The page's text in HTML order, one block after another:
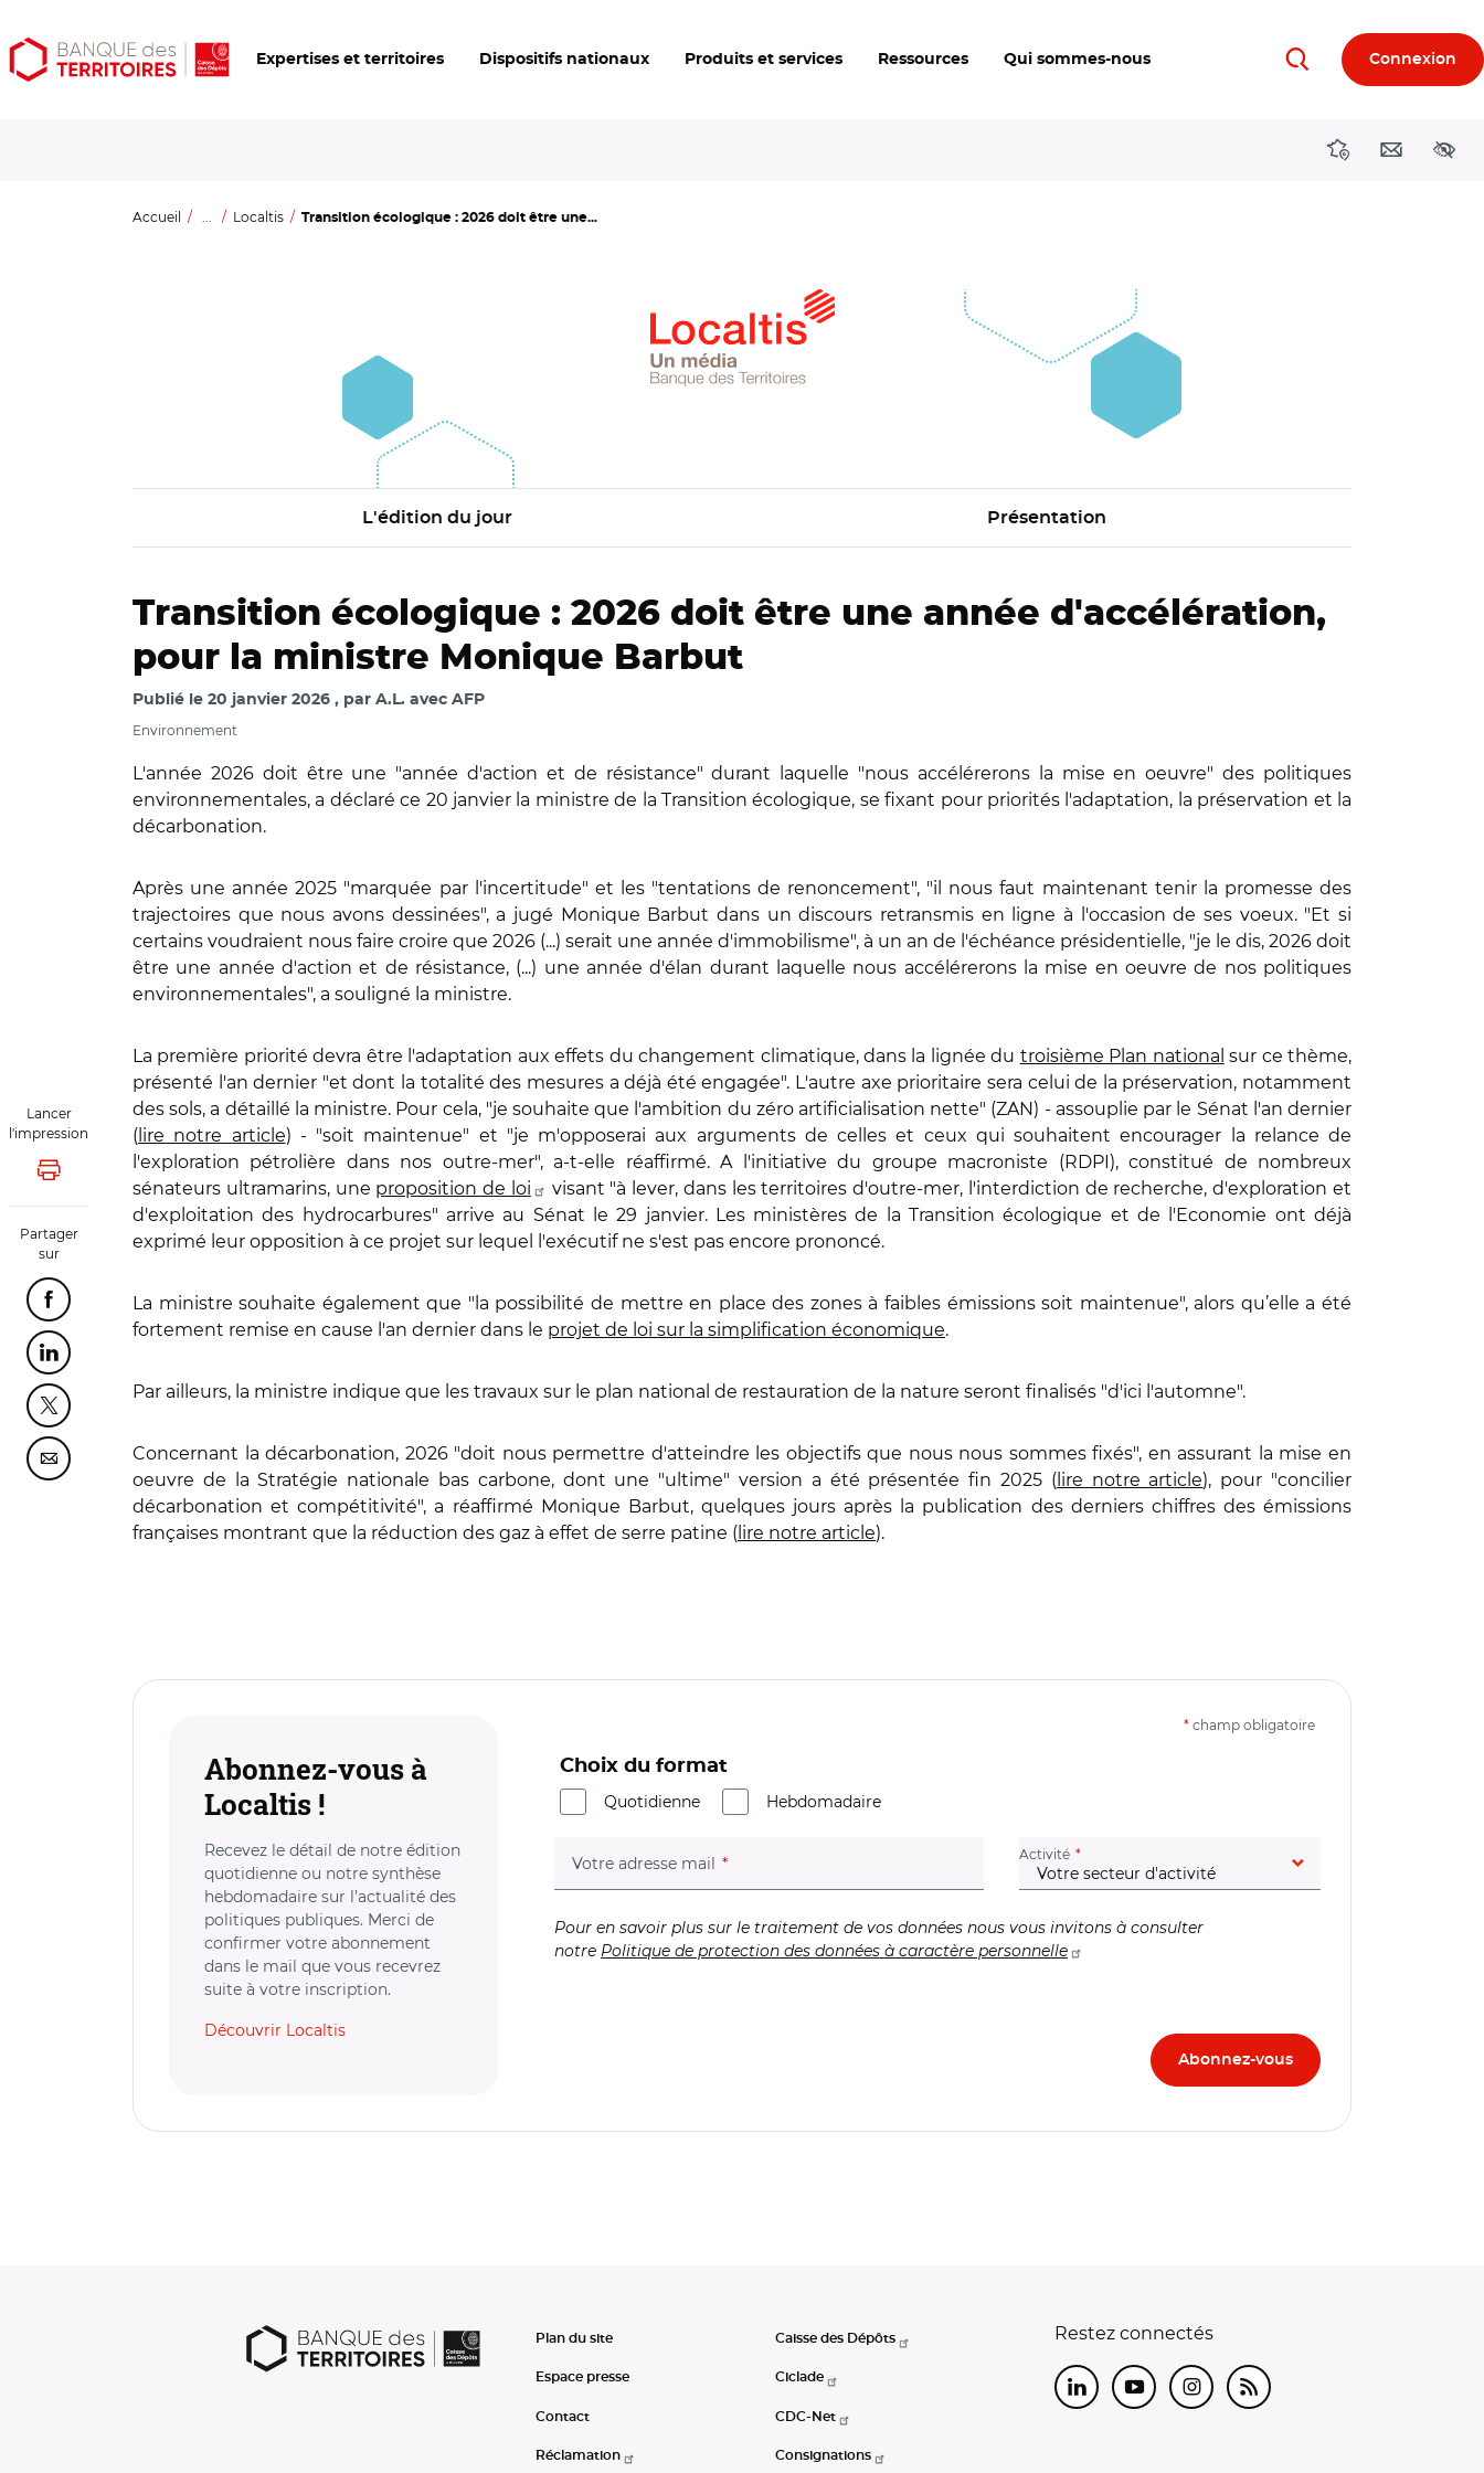
Aller
au
Aller
au
Ouvrir
les
Expertises et territoires Dispositifs nationaux Produits et services Ressources Qui sommes-nous RechercherConnexion
DirectionsContact
Accueil ... Localtis Transition écologique : 2026 doit être une...
L'édition du jour Présentation
Lancer
l'impression
Lancer l'impression
Partager
sur
Partager cette page sur Facebook
Partager cette page sur Linkedin
Partager cette page sur Twitter
Partager cette page sur Courriel
Transition écologique : 2026 doit être une année d'accélération,
pour la ministre Monique Barbut
Publié le 20 janvier 2026 par A.L. avec AFP
Environnement
L'année 2026 doit être une "année d'action et de résistance" durant laquelle "nous accélérerons la mise en oeuvre" des politiques
environnementales, a déclaré ce 20 janvier la ministre de la Transition écologique, se fixant pour priorités l'adaptation, la préservation et la
décarbonation.
Après une année 2025 "marquée par l'incertitude" et les "tentations de renoncement", "il nous faut maintenant tenir la promesse des
trajectoires que nous avons dessinées", a jugé Monique Barbut dans un discours retransmis en ligne à l'occasion de ses voeux. "Et si
certains voudraient nous faire croire que 2026 (...) serait une année d'immobilisme", à un an de l'échéance présidentielle, "je le dis, 2026 doit
être une année d'action et de résistance, (...) une année d'élan durant laquelle nous accélérerons la mise en oeuvre de nos politiques
environnementales", a souligné la ministre.
La première priorité devra être l'adaptation aux effets du changement climatique, dans la lignée du troisième Plan national sur ce thème,
présenté l'an dernier "et dont la totalité des mesures a déjà été engagée". L'autre axe prioritaire sera celui de la préservation, notamment
des sols, a détaillé la ministre. Pour cela, "je souhaite que l'ambition du zéro artificialisation nette" (ZAN) - assouplie par le Sénat l'an dernier
( lire notre article) - "soit maintenue" et "je m'opposerai aux arguments de celles et ceux qui souhaitent encourager la relance de
l'exploration pétrolière dans nos outre-mer", a-t-elle réaffirmé. A l'initiative du groupe macroniste (RDPI), constitué de nombreux
sénateurs ultramarins, une proposition de loi
visant "à lever, dans les territoires d'outre-mer, l'interdiction de recherche, d'exploration et
d'exploitation des hydrocarbures" arrive au Sénat le 29 janvier. Les ministères de la Transition écologique et de l'Economie ont déjà
exprimé leur opposition à ce projet sur lequel l'exécutif ne s'est pas encore prononcé.
La ministre souhaite également que "la possibilité de mettre en place des zones à faibles émissions soit maintenue", alors qu’elle a été
fortement remise en cause l'an dernier dans le projet de loi sur la simplification économique.
Par ailleurs, la ministre indique que les travaux sur le plan national de restauration de la nature seront finalisés "d'ici l'automne".
Concernant la décarbonation, 2026 "doit nous permettre d'atteindre les objectifs que nous nous sommes fixés", en assurant la mise en
oeuvre de la Stratégie nationale bas carbone, dont une "ultime" version a été présentée fin 2025 (lire notre article), pour "concilier
décarbonation et compétitivité", a réaffirmé Monique Barbut, quelques jours après la publication des derniers chiffres des émissions
françaises montrant que la réduction des gaz à effet de serre patine ( lire notre article).
Abonnez-vous à
Localtis !
Recevez le détail de notre édition
quotidienne ou notre synthèse
hebdomadaire sur l’actualité des
politiques publiques. Merci de
confirmer votre abonnement
dans le mail que vous recevrez
suite à votre inscription.
Découvrir Localtis
* champ obligatoire
Choix du format
Quotidienne
Hebdomadaire
Votre adresse mail (champ obligatoire) Activité (champ obligatoire)
Pour en savoir plus sur le traitement de vos données nous vous invitons à consulter
notre Politique de protection des données à caractère personnelle
Plan du site
Espace presse
Contact
Réclamation
Caisse des Dépôts
Ciclade
CDC-Net
Consignations
Restez connectés
LinkedInYoutubeInstagram
RSS